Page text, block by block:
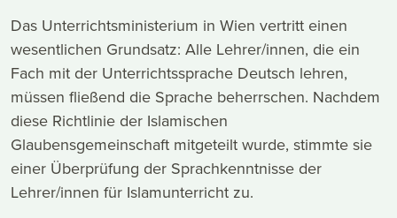
Das Unterrichtsministerium in Wien vertritt einen
wesentlichen Grundsatz: Alle Lehrer/innen, die ein
Fach mit der Unterrichtssprache Deutsch lehren,
müssen fließend die Sprache beherrschen. Nachdem
diese Richtlinie der Islamischen
Glaubensgemeinschaft mitgeteilt wurde, stimmte sie
einer Überprüfung der Sprachkenntnisse der
Lehrer/innen für Islamunterricht zu.